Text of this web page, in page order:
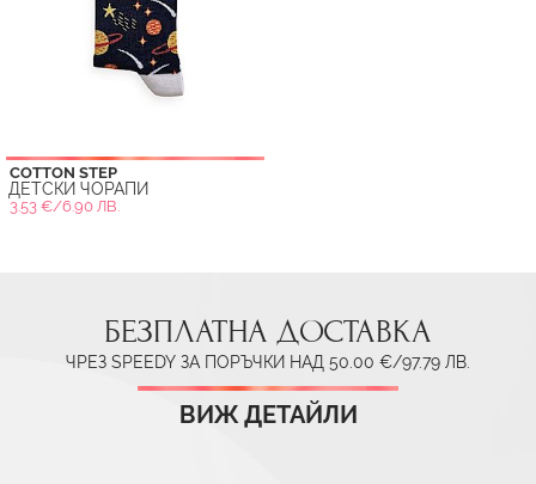
COTTON STEP
ДЕТСКИ ЧОРАПИ
3.53 €/6.90 ЛВ.
БЕЗПЛАТНА ДОСТАВКА
ЧРЕЗ SPEEDY ЗА ПОРЪЧКИ НАД 50.00 €/97.79 ЛВ.
ВИЖ ДЕТАЙЛИ